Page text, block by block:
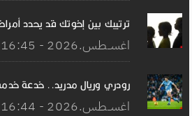
ترتيبك بين إخوتك قد يحدد
07 اغســطس.2026 - 16:45
رودري وريال مدريد.. خدعة
07 اغســطس.2026 - 16:44